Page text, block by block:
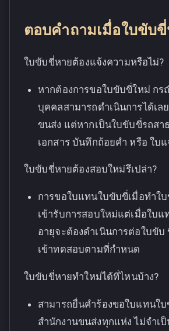
ตอบคำถามเมื่อใบขับ
ใบขับขี่หายต้องแจ้งความหรือไม่?
หากต้องการขอใบขับขี่ใหม่ ก
บุคคลสามารถดำเนินการได้เล
ขนส่ง แต่หากเป็นใบขับขี่รถสา
เอกสาร บันทึกถ้อยคำ หรือ ใบ
ใบขับขี่หายต้องสอบใหม่รึเปล่า?
การขอใบแทนใบขับขี่เมื่อทำใ
เข้ารับการสอบใหม่แต่เมื่อใบ
อายุจะต้องดำเนินการต่อใบขับ
เข้าทดสอบตามที่กำหนด
ใบขับขี่หายทำใหม่ได้ที่ไหนบ้าง?
สามารถยื่นคำร้องขอใบแทนใ
สำนักงานขนส่งทุกแห่ง ไม่จำเ